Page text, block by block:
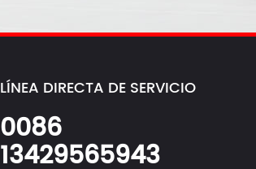
LÍNEA DIRECTA DE SERVICIO
0086
13429565943